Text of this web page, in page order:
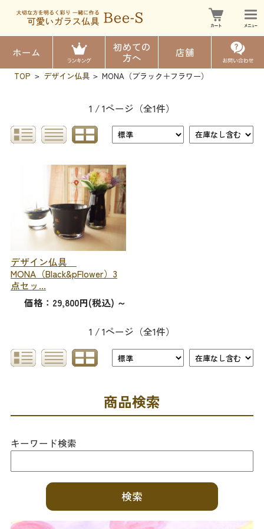
ホーム
初めての
方へ
店舗
TOP > デザイン仏具 > MONA（ブラック＋フラワー）
1 / 1ページ （全1件）
デザイン仏具
MONA（Black&pFlower）3
点セッ...
価格：29,800円(税込) ～
1 / 1ページ （全1件）
商品検索
キーワード検索